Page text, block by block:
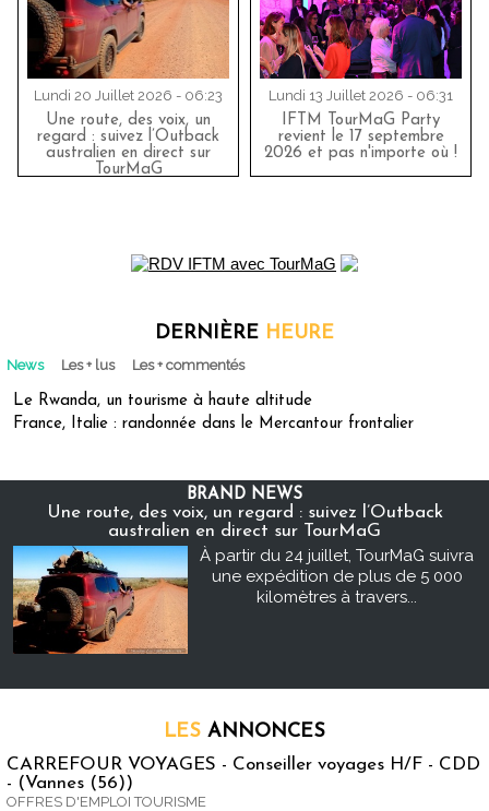
Lundi 20 Juillet 2026 - 06:23
Une route, des voix, un
regard : suivez l’Outback
australien en direct sur
TourMaG
Lundi 13 Juillet 2026 - 06:31
IFTM TourMaG Party
revient le 17 septembre
2026 et pas n'importe où !
DERNIÈRE HEURE
News Les + lus Les + commentés
Le Rwanda, un tourisme à haute altitude
France, Italie : randonnée dans le Mercantour frontalier
BRAND NEWS
Une route, des voix, un regard : suivez l’Outback
australien en direct sur TourMaG
À partir du 24 juillet, TourMaG suivra
une expédition de plus de 5 000
kilomètres à travers...
LES ANNONCES
CARREFOUR VOYAGES - Conseiller voyages H/F - CDD
- (Vannes (56))
OFFRES D'EMPLOI TOURISME